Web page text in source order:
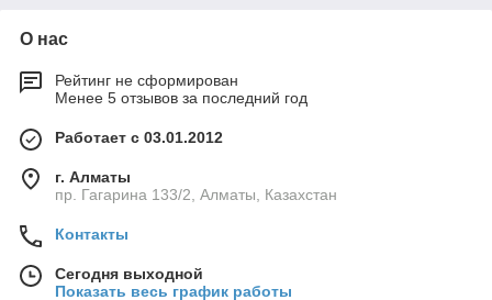
О нас
Рейтинг не сформирован
Менее 5 отзывов за последний год
Работает с 03.01.2012
г. Алматы
пр. Гагарина 133/2, Алматы, Казахстан
Контакты
Сегодня выходной
Показать весь график работы